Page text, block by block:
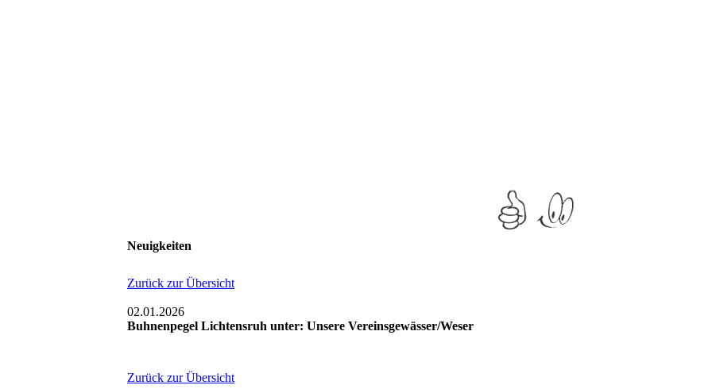
Neuigkeiten
Zurück zur Übersicht
02.01.2026
Buhnenpegel Lichtensruh unter: Unsere Vereinsgewässer/Weser
Zurück zur Übersicht